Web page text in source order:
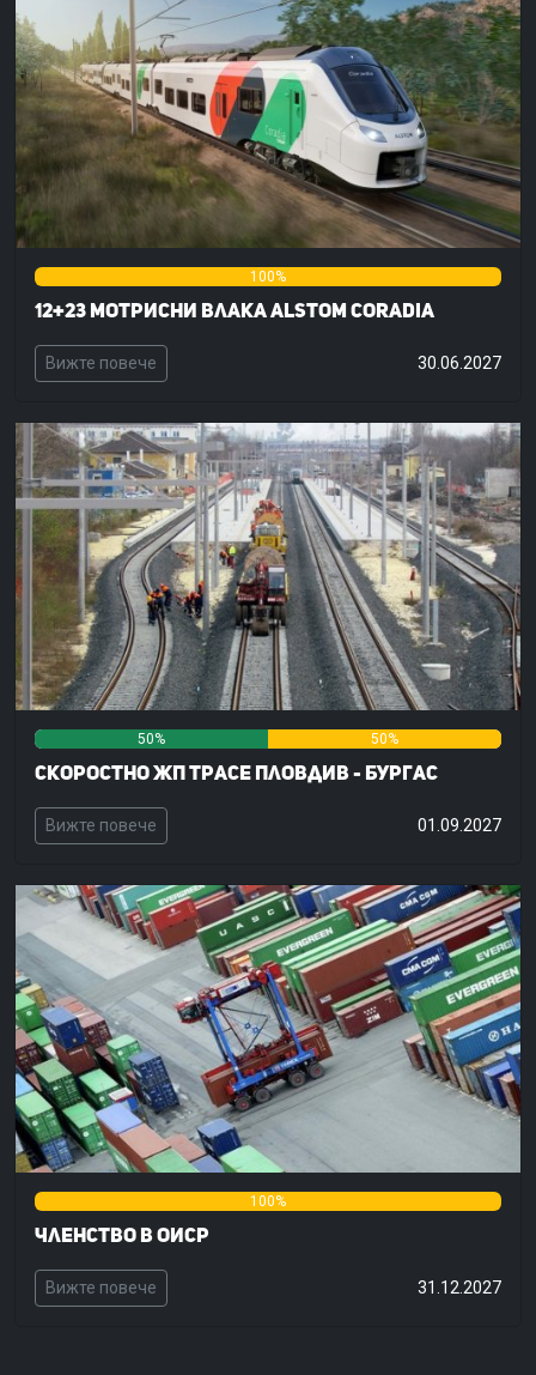
0% 100%
12+23 мотрисни влака Alstom Coradia
Вижте повече 30.06.2027
50% 50%
Скоростно жп трасе Пловдив - Бургас
Вижте повече 01.09.2027
0% 100%
Членство в ОИСР
Вижте повече 31.12.2027